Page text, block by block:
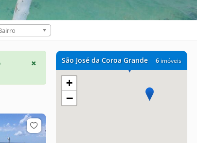
6imóveis
São José da Coroa Grande
+
−